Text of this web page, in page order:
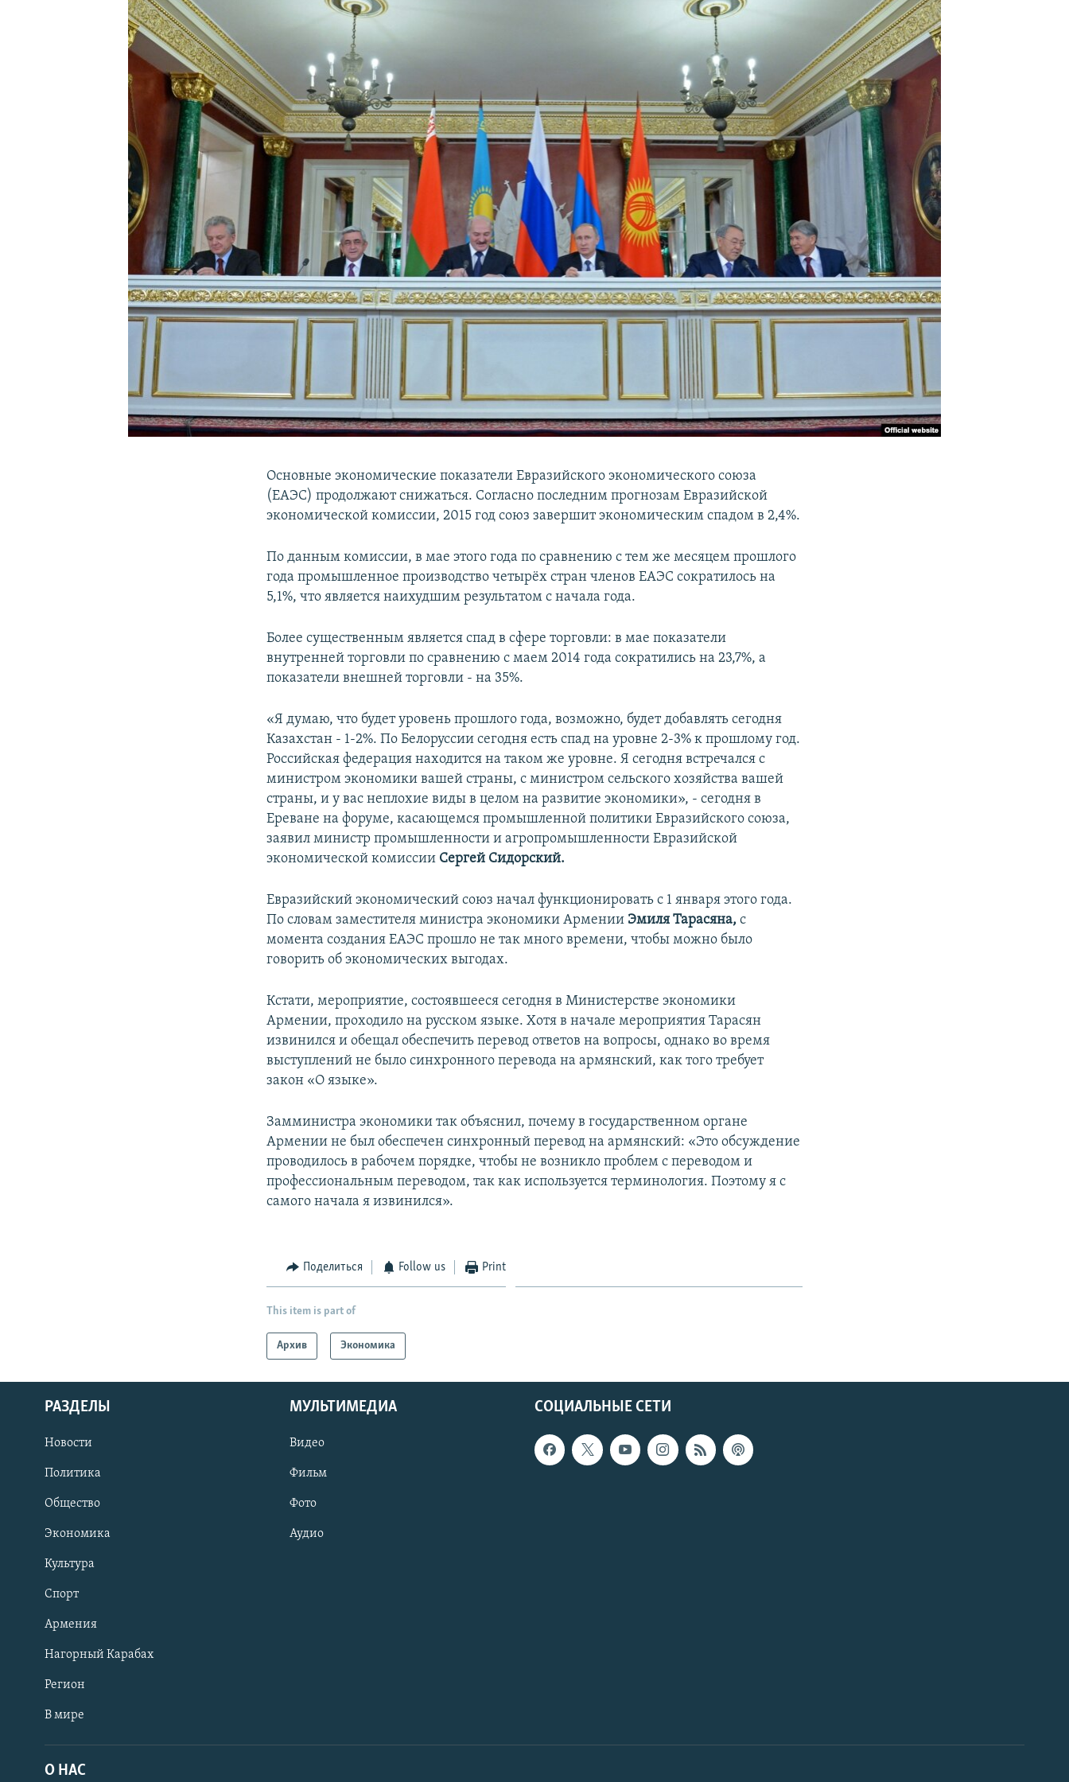
Основные экономические показатели Евразийского экономического союза
(ЕАЭС) продолжают снижаться. Согласно последним прогнозам Евразийской
экономической комиссии, 2015 год союз завершит экономическим спадом в 2,4%.
По данным комиссии, в мае этого года по сравнению с тем же месяцем прошлого
года промышленное производство четырёх стран членов ЕАЭС сократилось на
5,1%, что является наихудшим результатом с начала года.
Более существенным является спад в сфере торговли: в мае показатели
внутренней торговли по сравнению с маем 2014 года сократились на 23,7%, а
показатели внешней торговли - на 35%.
«Я думаю, что будет уровень прошлого года, возможно, будет добавлять сегодня
Казахстан - 1-2%. По Белоруссии сегодня есть спад на уровне 2-3% к прошлому год.
Российская федерация находится на таком же уровне. Я сегодня встречался с
министром экономики вашей страны, с министром сельского хозяйства вашей
страны, и у вас неплохие виды в целом на развитие экономики», - сегодня в
Ереване на форуме, касающемся промышленной политики Евразийского союза,
заявил министр промышленности и агропромышленности Евразийской
экономической комиссии Сергей Сидорский.
Евразийский экономический союз начал функционировать с 1 января этого года.
По словам заместителя министра экономики Армении Эмиля Тарасяна,с
момента создания ЕАЭС прошло не так много времени, чтобы можно было
говорить об экономических выгодах.
Кстати, мероприятие, состоявшееся сегодня в Министерстве экономики
Армении, проходило на русском языке. Хотя в начале мероприятия Тарасян
извинился и обещал обеспечить перевод ответов на вопросы, однако во время
выступлений не было синхронного перевода на армянский, как того требует
закон «О языке».
Замминистра экономики так объяснил, почему в государственном органе
Армении не был обеспечен синхронный перевод на армянский: «Это обсуждение
проводилось в рабочем порядке, чтобы не возникло проблем с переводом и
профессиональным переводом, так как используется терминология. Поэтому я с
самого начала я извинился».
Поделиться Follow us Print
This item is part of
Архив Экономика
СОЦИАЛЬНЫЕ СЕТИ
РАЗДЕЛЫ
Новости
Политика
Общество
Экономика
Культура
Спорт
Армения
Нагорный Карабах
Регион
В мире
МУЛЬТИМЕДИА
Видео
Фильм
Фото
Аудио
О НАС